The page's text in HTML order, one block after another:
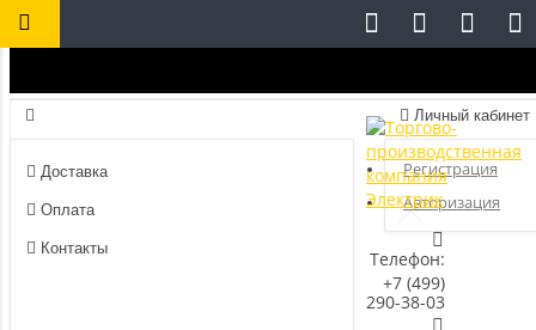
Доставка
Оплата
Контакты
Личный кабинет
Регистрация
Авторизация
Телефон:
+7 (499)
290-38-03